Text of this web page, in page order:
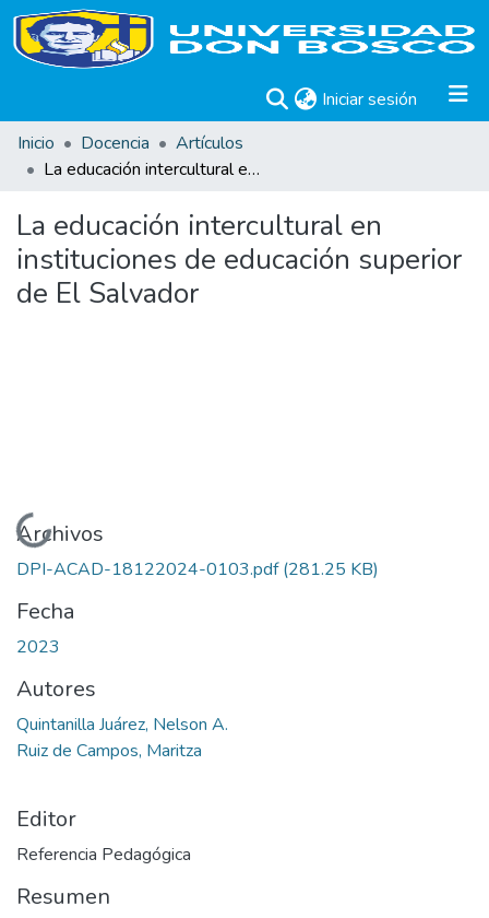
Iniciar sesión (current)
Inicio
Docencia
Artículos
La educación intercultural en instituciones de educación superior de El Salvador
La educación intercultural en
instituciones de educación superior
de El Salvador
Cargando...
Archivos
DPI-ACAD-18122024-0103.pdf(281.25 KB)
Fecha
2023
Autores
Quintanilla Juárez, Nelson A.
Ruiz de Campos, Maritza
Editor
Referencia Pedagógica
Resumen